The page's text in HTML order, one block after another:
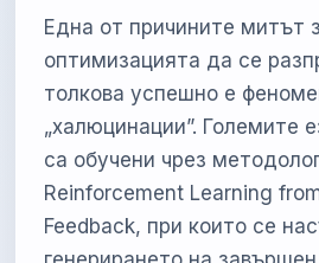
Една от причините митът
оптимизацията да се
толкова успешно е
„халюцинации”. Големите
са обучени чрез
Reinforcement Learning
Feedback, при които се